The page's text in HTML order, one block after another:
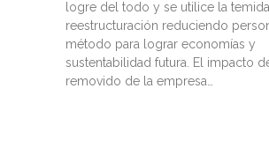
logre del todo y se utilice la temida
reestructuración reduciendo
método para lograr economías y
sustentabilidad futura. El impacto
removido de la empresa…